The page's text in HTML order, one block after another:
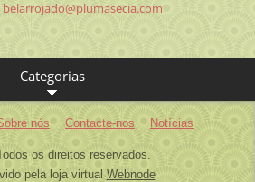
belarrojado@plumasecia.com
Categorias
nós Contacte-nos Notícias
os direitos reservados.
pela loja virtual Webnode